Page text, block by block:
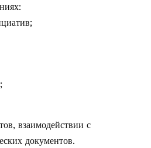
взаимодействии с
документов.